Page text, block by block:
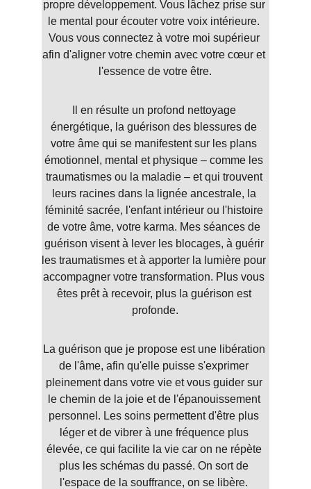
propre développement. Vous lâchez prise sur
le mental pour écouter votre voix intérieure.
Vous vous connectez à votre moi supérieur
afin d'aligner votre chemin avec votre cœur et
l'essence de votre être.
Il en résulte un profond nettoyage
énergétique, la guérison des blessures de
votre âme qui se manifestent sur les plans
émotionnel, mental et physique – comme les
traumatismes ou la maladie – et qui trouvent
leurs racines dans la lignée ancestrale, la
féminité sacrée, l'enfant intérieur ou l'histoire
de votre âme, votre karma. Mes séances de
guérison visent à lever les blocages, à guérir
les traumatismes et à apporter la lumière pour
accompagner votre transformation. Plus vous
êtes prêt à recevoir, plus la guérison est
profonde.
La guérison que je propose est une libération
de l'âme, afin qu'elle puisse s'exprimer
pleinement dans votre vie et vous guider sur
le chemin de la joie et de l'épanouissement
personnel. Les soins permettent d'être plus
léger et de vibrer à une fréquence plus
élevée, ce qui facilite la vie car on ne répète
plus les schémas du passé. On sort de
l'espace de la souffrance, on se libère.